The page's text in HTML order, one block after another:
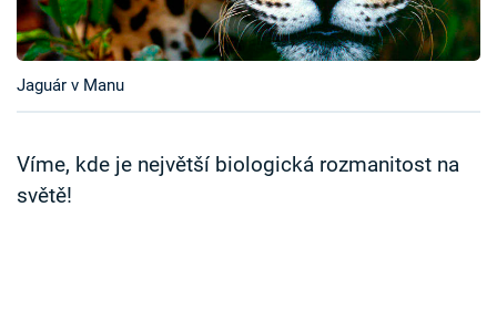
Časopis
Sledujte prima+
Přihlášení
Jaguár v Manu
Víme, kde je největší biologická rozmanitost na
světě!